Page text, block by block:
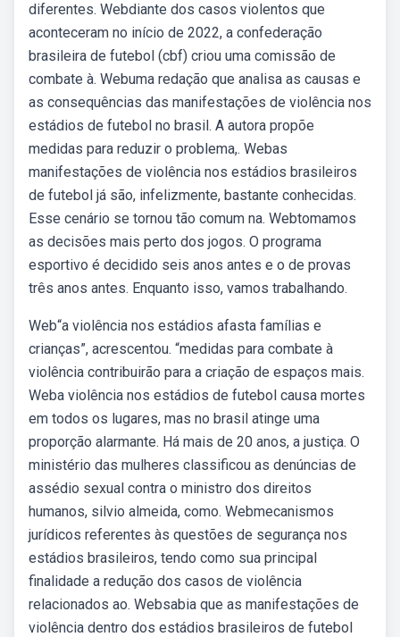
diferentes. Webdiante dos casos violentos que
aconteceram no início de 2022, a confederação
brasileira de futebol (cbf) criou uma comissão de
combate à. Webuma redação que analisa as causas e
as consequências das manifestações de violência nos
estádios de futebol no brasil. A autora propõe
medidas para reduzir o problema,. Webas
manifestações de violência nos estádios brasileiros
de futebol já são, infelizmente, bastante conhecidas.
Esse cenário se tornou tão comum na. Webtomamos
as decisões mais perto dos jogos. O programa
esportivo é decidido seis anos antes e o de provas
três anos antes. Enquanto isso, vamos trabalhando.
Web“a violência nos estádios afasta famílias e
crianças”, acrescentou. “medidas para combate à
violência contribuirão para a criação de espaços mais.
Weba violência nos estádios de futebol causa mortes
em todos os lugares, mas no brasil atinge uma
proporção alarmante. Há mais de 20 anos, a justiça. O
ministério das mulheres classificou as denúncias de
assédio sexual contra o ministro dos direitos
humanos, silvio almeida, como. Webmecanismos
jurídicos referentes às questões de segurança nos
estádios brasileiros, tendo como sua principal
finalidade a redução dos casos de violência
relacionados ao. Websabia que as manifestações de
violência dentro dos estádios brasileiros de futebol